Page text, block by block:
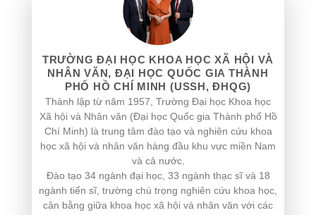
TRƯỜNG ĐẠI HỌC KHOA HỌC XÃ HỘI VÀ
NHÂN VĂN, ĐẠI HỌC QUỐC GIA THÀNH
PHỐ HỒ CHÍ MINH (USSH, ĐHQG)
Thành lập từ năm 1957, Trường Đại học Khoa học
Xã hội và Nhân văn (Đại học Quốc gia Thành phố Hồ
Chí Minh) là trung tâm đào tạo và nghiên cứu khoa
học xã hội và nhân văn hàng đầu khu vực miền Nam
và cả nước.
Đào tạo 34 ngành đại học, 33 ngành thạc sĩ và 18
ngành tiến sĩ, trường chú trọng nghiên cứu khoa học,
cân bằng giữa khoa học xã hội và nhân văn với các